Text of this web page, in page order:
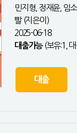
민지형, 정재윤, 임
빨 (지은이)
2025-06-18
대출가능(보유:1, 대
대출